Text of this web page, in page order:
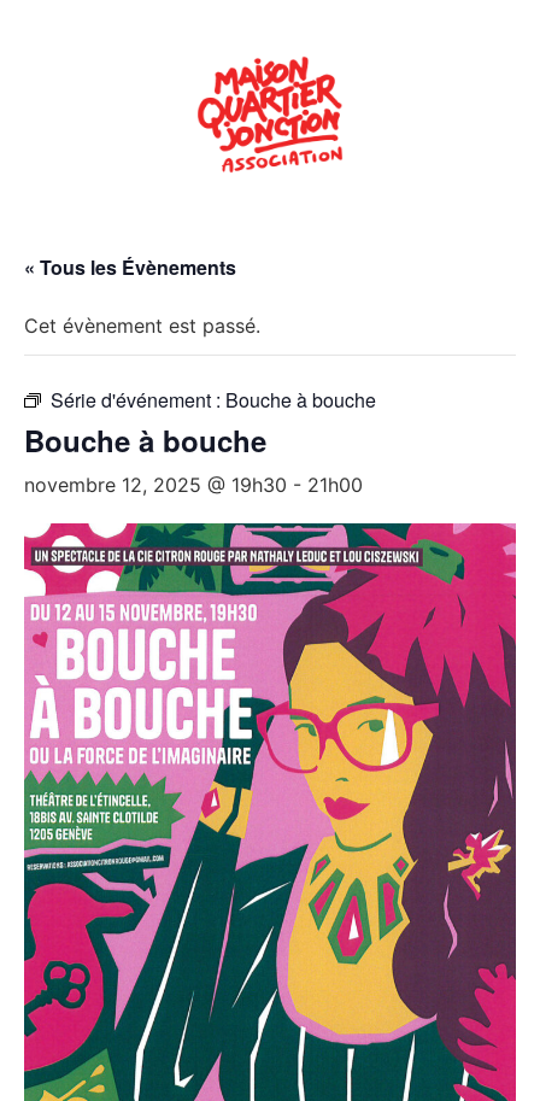
« Tous les Évènements
Cet évènement est passé.
Série d'événement : Bouche à bouche
Bouche à bouche
novembre 12, 2025 @ 19h30 - 21h00